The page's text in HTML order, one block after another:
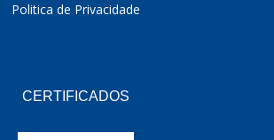
Politica de Privacidade
CERTIFICADOS